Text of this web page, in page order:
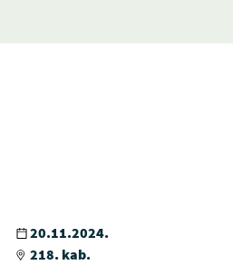
20.11.2024.
218. kab.